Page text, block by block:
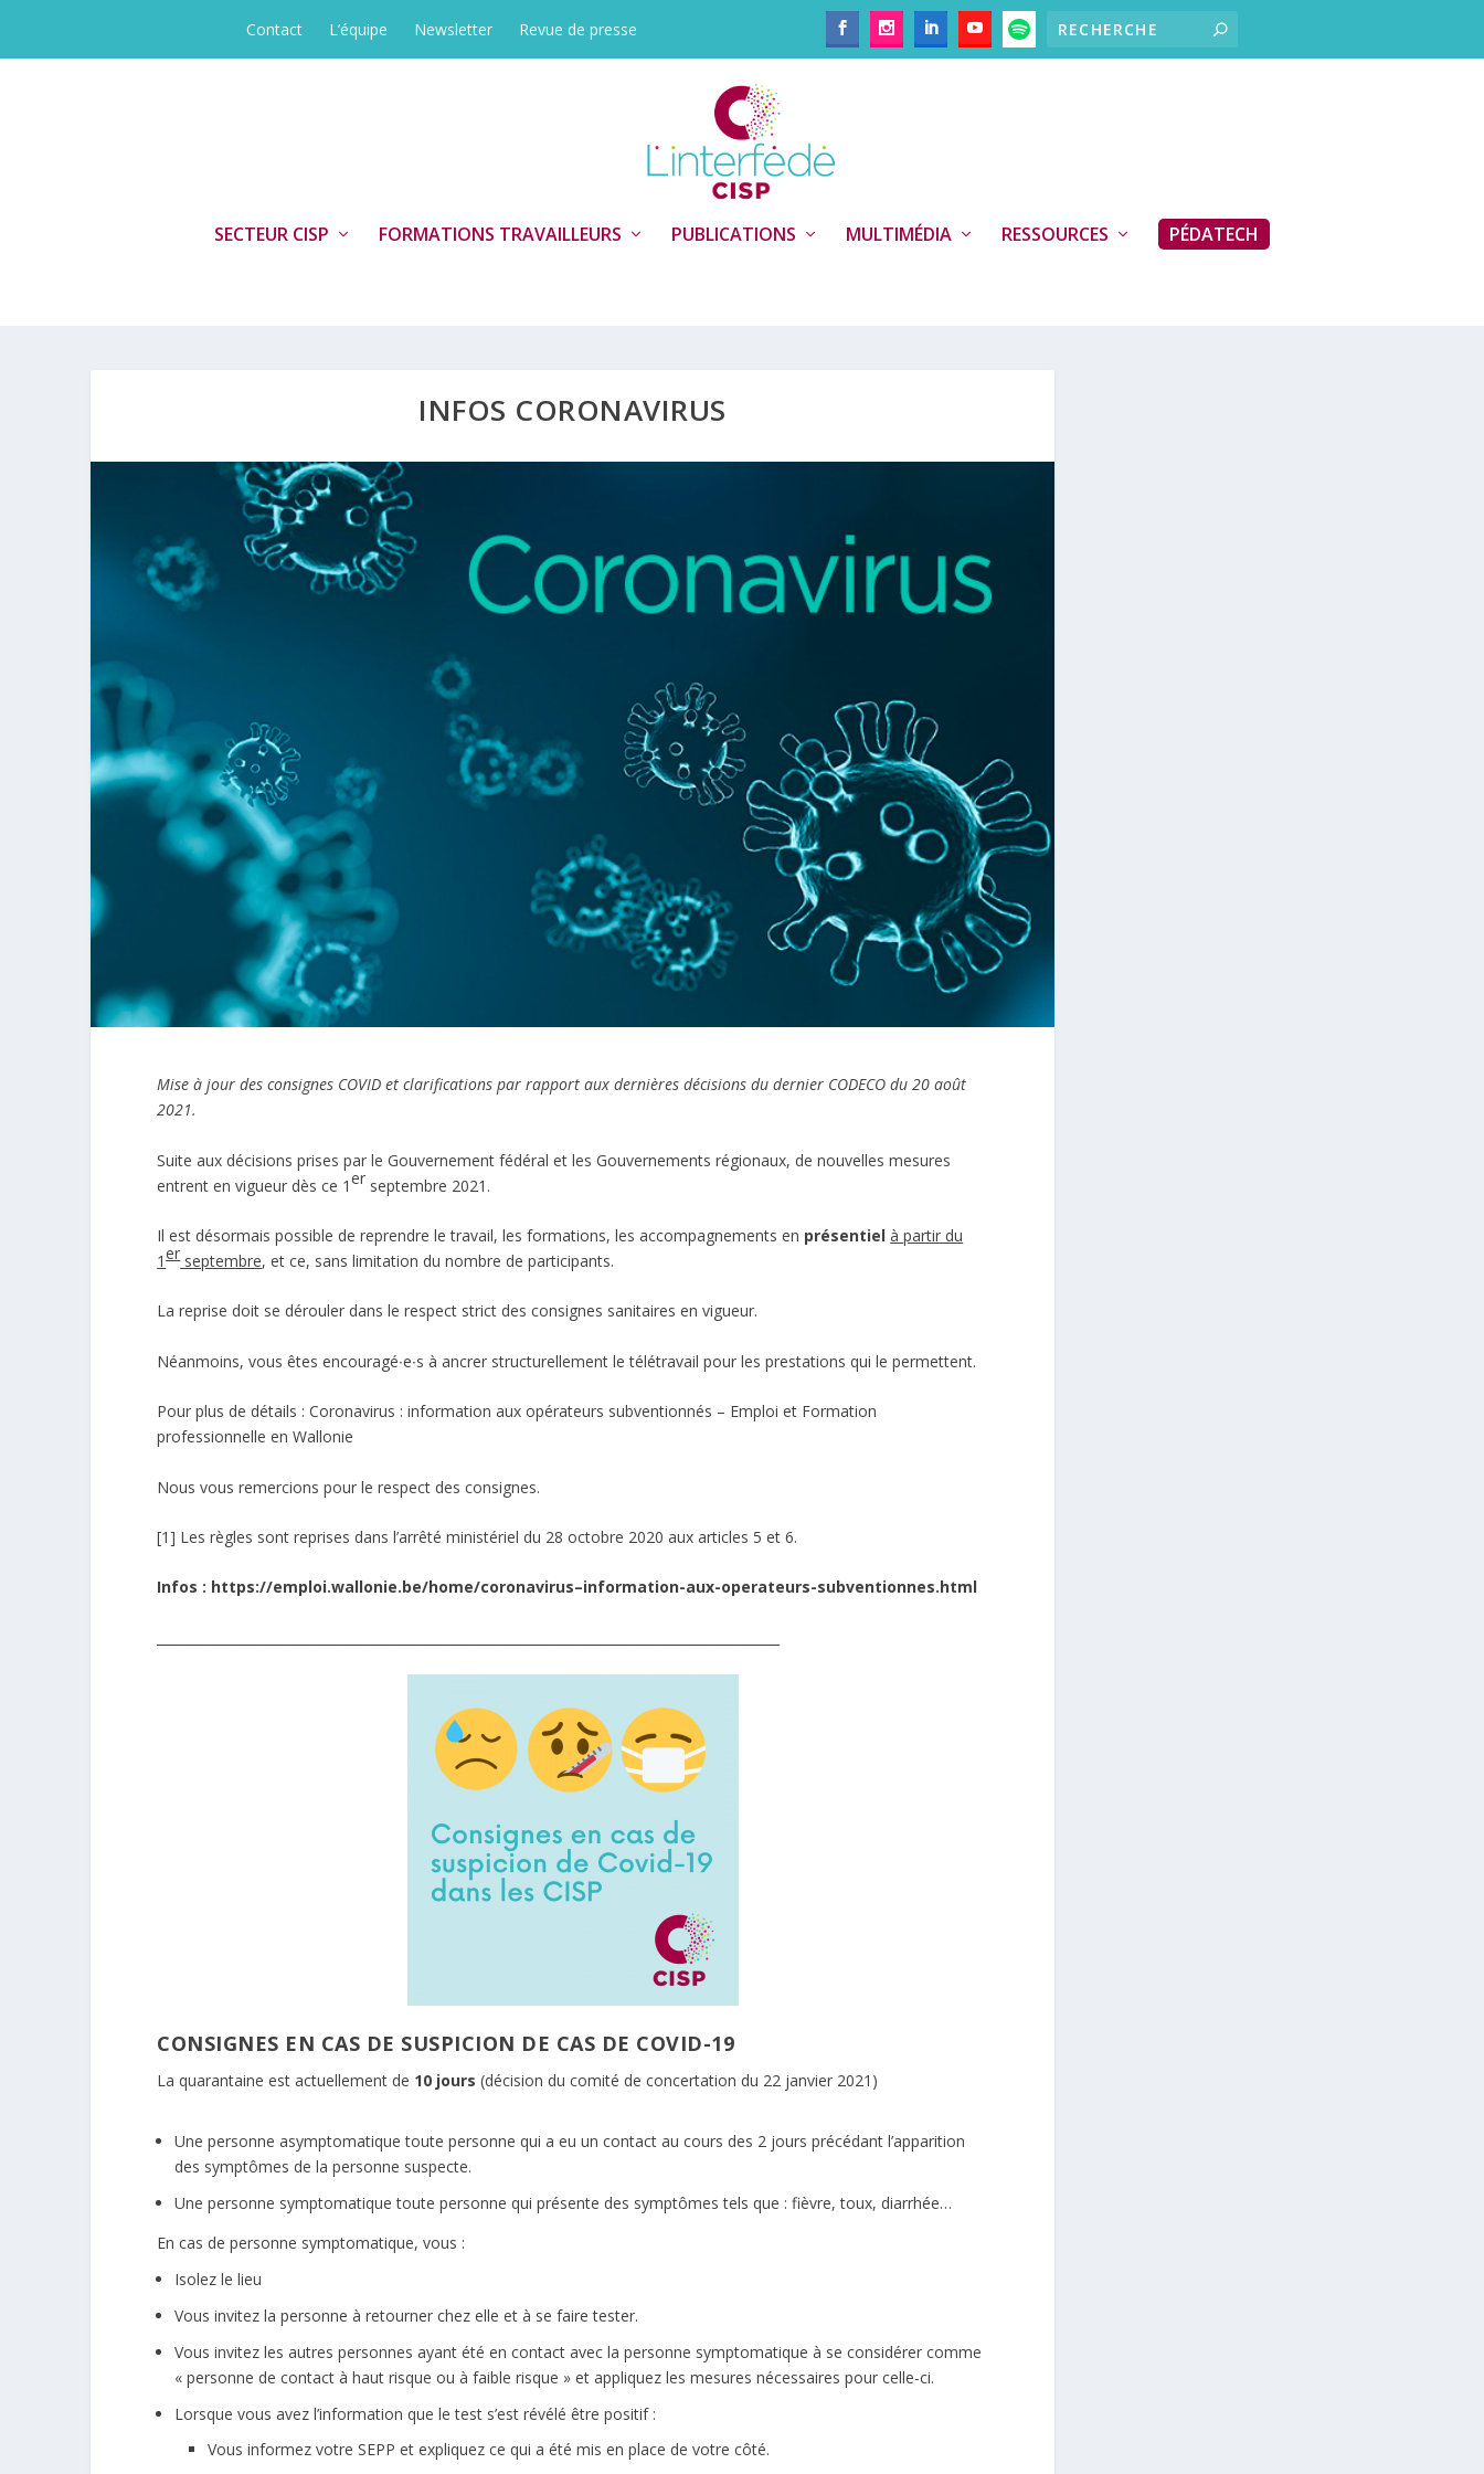
Contact L’équipe Newsletter Revue de presse
SECTEUR CISP FORMATIONS TRAVAILLEURS PUBLICATIONS MULTIMÉDIA RESSOURCES PÉDATECH
INFOS CORONAVIRUS
Mise à jour des consignes COVID et clarifications par rapport aux dernières décisions du dernier CODECO du 20 août
2021.
Suite aux décisions prises par le Gouvernement fédéral et les Gouvernements régionaux, de nouvelles mesures
entrent en vigueur dès ce 1er septembre 2021.
Il est désormais possible de reprendre le travail, les formations, les accompagnements en présentiel à partir du
1erseptembre, et ce, sans limitation du nombre de participants.
La reprise doit se dérouler dans le respect strict des consignes sanitaires en vigueur.
Néanmoins, vous êtes encouragé∙e∙s à ancrer structurellement le télétravail pour les prestations qui le permettent.
Pour plus de détails :Coronavirus : information aux opérateurs subventionnés – Emploi et Formation
professionnelle en Wallonie
Nous vous remercions pour le respect des consignes.
[1] Les règles sont reprises dansl’arrêté ministériel du 28 octobre 2020 aux articles 5 et 6.
Infos : https://emploi.wallonie.be/home/coronavirus–information-aux-operateurs-subventionnes.html
CONSIGNES EN CAS DE SUSPICION DE CAS DE COVID-19
La quarantaine est actuellement de 10 jours (décision du comité de concertation du 22 janvier 2021)
Une personne asymptomatique toute personne qui a eu un contact au cours des 2 jours précédant l’apparition
des symptômes de la personne suspecte.
Une personne symptomatique toute personne qui présente des symptômes tels que : fièvre, toux, diarrhée…
En cas de personne symptomatique, vous :
Isolez le lieu
Vous invitez la personne à retourner chez elle et à se faire tester.
Vous invitez les autres personnes ayant été en contact avec la personne symptomatique à se considérer comme
« personne de contact à haut risque ou à faible risque » et appliquez les mesures nécessaires pour celle-ci.
Lorsque vous avez l’information que le test s’est révélé être positif :
Vous informez votre SEPP et expliquez ce qui a été mis en place de votre côté.